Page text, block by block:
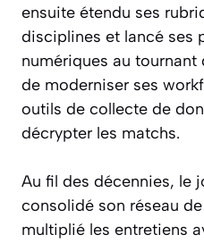
ensuite étendu ses
disciplines et lancé ses
numériques au
de moderniser ses
outils de collecte de
décrypter les matchs.
Au fil des décennies, le
consolidé son réseau
multiplié les entretiens